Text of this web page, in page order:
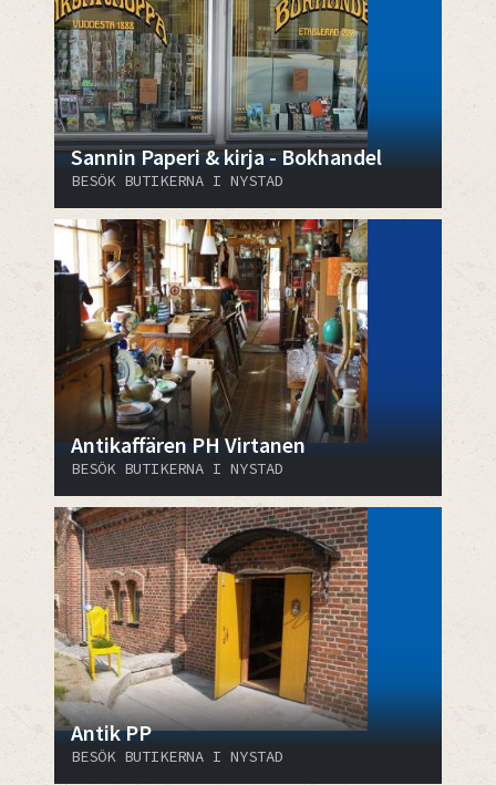
Sannin Paperi & kirja - Bokhandel
BESÖK BUTIKERNA I NYSTAD
Antikaffären PH Virtanen
BESÖK BUTIKERNA I NYSTAD
Antik PP
BESÖK BUTIKERNA I NYSTAD